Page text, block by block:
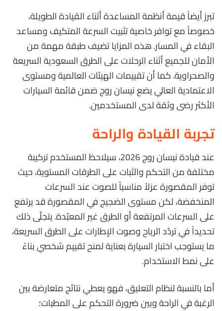
تبرز أيضاً قيمة أنظمة المساعدة أثناء القيادة الطويلة،
خصوصاً مع توافر خاصية تثبيت السرعة المتكيف ومساعد
البقاء في المسار. هذه المزايا تضيف طبقة مهمة من
الأمان للجميع أثناء الرحلات على الطرق السعودية السريعة
والصحراوية. كما أن تقييمات الهيئات العالمية ومستوى
الاعتمادية العالي يضع نيسان روج ضمن قائمة السيارات
الأكثر رضى وثقة لدى المستخدمين.
تجربة القيادة والراحة
عند قيادة نيسان روج 2026، سيلاحظ المستخدم تركيبة
مختلفة من التحكم والثبات على الطرقات المستوية، حيث
توفر المقصورة عزلاً مناسباً للصوت عند السرعات
المنخفضة، لكن مستوى الضجيج في المقصورة قد يرتفع
على السرعات المرتفعة أو الطرق غير المعبّدة. يتجلّى ذلك
تحديداً في تردّد الرياح وصوت الإطارات على الطرق السريعة،
ما يستوجب اختبار السيارة بعناية لمنح تقييم شخصي بناءً
على نمط الاستخدام.
أما بالنسبة لنظام التعليق، فهو يعطي نتائج متعارضة بين
الرغبة في الراحة وبين ضرورة التحكم على المطبات؛